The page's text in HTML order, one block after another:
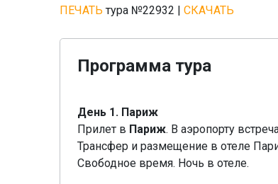
ПЕЧАТЬ тура №22932 | СКАЧАТЬ
Программа тура
День 1. Париж
Прилет в Париж. В аэропорту
Трансфер и размещение в отеле
Свободное время. Ночь в отеле.